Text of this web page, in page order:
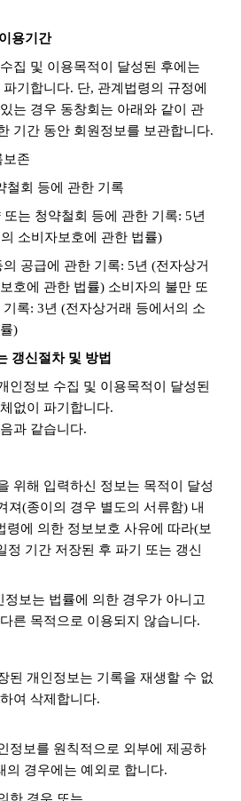
용기간
집 및 이용목적이 달성된 후에는
파기합니다. 단, 관계법령의 규정에
는 경우 동창회는 아래와 같이 관
기간 동안 회원정보를 보관합니다.
보존
철회 등에 관한 기록
또는 청약철회 등에 관한 기록: 5년
소비자보호에 관한 법률)
공급에 관한 기록: 5년 (전자상거
호에 관한 법률) 소비자의 불만 또
기록: 3년 (전자상거래 등에서의 소
)
갱신절차 및 방법
인정보 수집 및 이용목적이 달성된
없이 파기합니다.
과 같습니다.
위해 입력하신 정보는 목적이 달성
져(종이의 경우 별도의 서류함) 내
령에 의한 정보보호 사유에 따라(보
정 기간 저장된 후 파기 또는 갱신
정보는 법률에 의한 경우가 아니고
른 목적으로 이용되지 않습니다.
된 개인정보는 기록을 재생할 수 없
여 삭제합니다.
정보를 원칙적으로 외부에 제공하
의 경우에는 예외로 합니다.
한 경우 또는